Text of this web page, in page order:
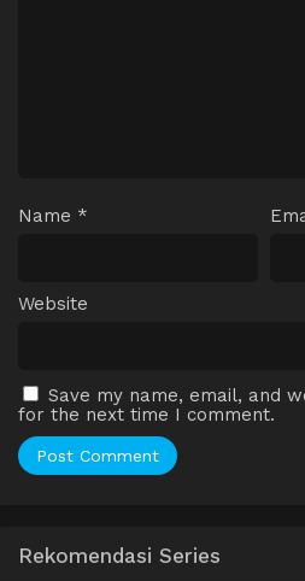
Name *
Website
Save my name, email, and
for the next time I comment.
Rekomendasi Series